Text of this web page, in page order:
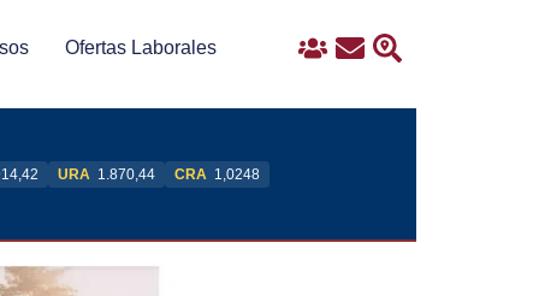
Ofertas Laborales IngresoContacto
Buscar
URA 1.870,44 CRA 1,0248